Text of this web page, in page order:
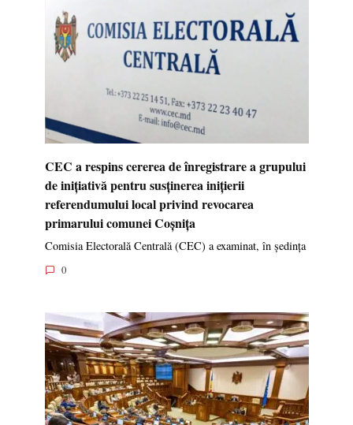
CEC a respins cererea de înregistrare a grupului
de inițiativă pentru susținerea inițierii
referendumului local privind revocarea
primarului comunei Coșnița
Comisia Electorală Centrală (CEC) a examinat, în ședința
0